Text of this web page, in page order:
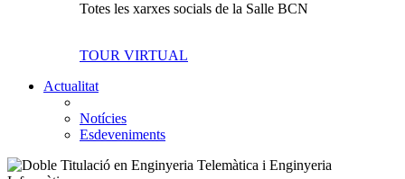
Totes les xarxes socials de la Salle BCN
TOUR VIRTUAL
Actualitat
Notícies
Esdeveniments